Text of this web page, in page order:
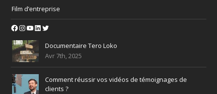
Film d’entreprise
Facebook
Instagram
YouTube
LinkedIn
Twitter
Documentaire Tero Loko
Avr 7th, 2025
Comment réussir vos vidéos de témoignages de
clients ?